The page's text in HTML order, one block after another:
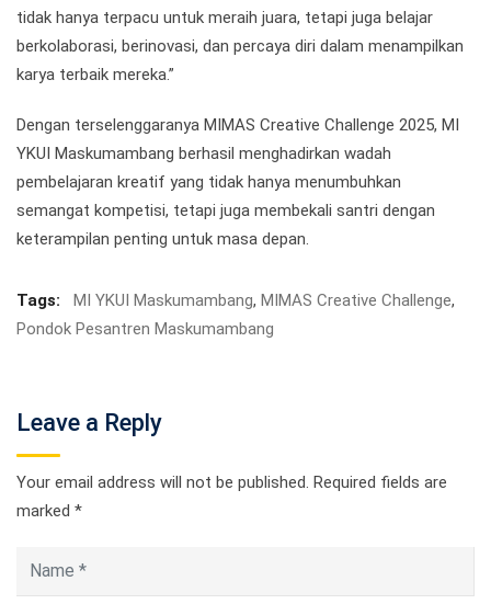
tidak hanya terpacu untuk meraih juara, tetapi juga belajar
berkolaborasi, berinovasi, dan percaya diri dalam menampilkan
karya terbaik mereka.”
Dengan terselenggaranya MIMAS Creative Challenge 2025, MI
YKUI Maskumambang berhasil menghadirkan wadah
pembelajaran kreatif yang tidak hanya menumbuhkan
semangat kompetisi, tetapi juga membekali santri dengan
keterampilan penting untuk masa depan.
Tags: MI YKUI Maskumambang, MIMAS Creative Challenge,
Pondok Pesantren Maskumambang
Leave a Reply
Your email address will not be published. Required fields are
marked *